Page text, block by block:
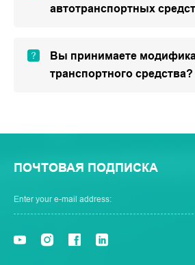
автотранспортных
Вы принимаете
транспортного средства?
ПОЧТОВАЯ ПОДПИСКА